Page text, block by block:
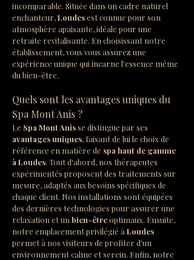
incomparable. Située dans un cadre naturel
enchanteur, Loudes est connue pour son
atmosphère apaisante, idéale pour une
retraite revitalisante. En choisissant notre
établissement, vous vous assurez une
expérience unique qui incarne l'essence même
du bien-être.
Quels sont les avantages uniques du
Spa Mont Anis ?
Le Spa Mont Anis se distingue par ses
avantages uniques, faisant de lui le choix de
référence en matière de spa haut de gamme
à Loudes. Tout d'abord, nos thérapeutes
expérimentés proposent des traitements sur
mesure, adaptés aux besoins spécifiques de
chaque client. Nos installations sont équipées
des dernières technologies pour assurer une
relaxation et un bien-être optimaux. Ensuite,
notre emplacement privilégié à Loudes
permet à nos visiteurs de profiter d'un
environnement calme et serein. Enfin, notre